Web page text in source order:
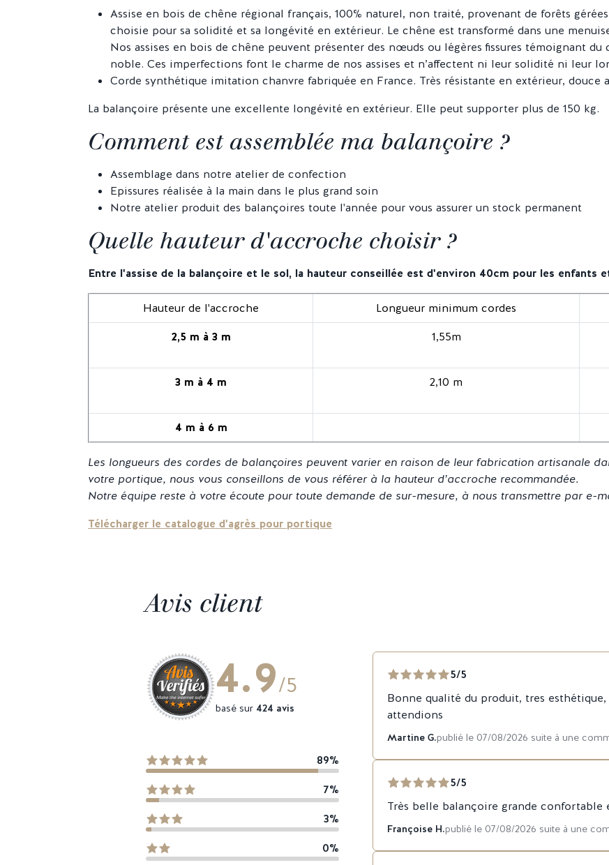
Assise en bois de chêne régional français, 100% naturel, non traité, provenant de forêts
choisie pour sa solidité et sa longévité en extérieur. Le chêne est transformé dans une
Nos assises en bois de chêne peuvent présenter des nœuds ou légères fissures témoignant
noble. Ces imperfections font le charme de nos assises et n’affectent ni leur solidité ni leur
Corde synthétique imitation chanvre fabriquée en France. Très résistante en extérieur, douce
La balançoire présente une excellente longévité en extérieur. Elle peut supporter plus de 150 kg.
Comment est assemblée ma balançoire ?
Assemblage dans notre atelier de confection
Epissures réalisée à la main dans le plus grand soin
Notre atelier produit des balançoires toute l'année pour vous assurer un stock permanent
Quelle hauteur d'accroche choisir ?
Entre l'assise de la balançoire et le sol, la hauteur conseillée est d'environ 40cm pour les enfants
Hauteur de l'accroche Longueur minimum cordes
2,5 m à 3 m
1,55m
3 m à 4 m 2,10 m
4 m à 6 m
Les longueurs des cordes de balançoires peuvent varier en raison de leur fabrication artisanale
votre portique, nous vous conseillons de vous référer à la hauteur d’accroche recommandée.
Notre équipe reste à votre écoute pour toute demande de sur-mesure, à nous transmettre par e-
Télécharger le catalogue d'agrès pour portique
Avis client
4.9/5
basé sur 424 avis
89%
7%
3%
0%
5/5
Bonne qualité du produit, tres
attendions
Martine G.publié le 07/08/2026 suite à une
5/5
Très belle balançoire grande
Françoise H.publié le 07/08/2026 suite à une